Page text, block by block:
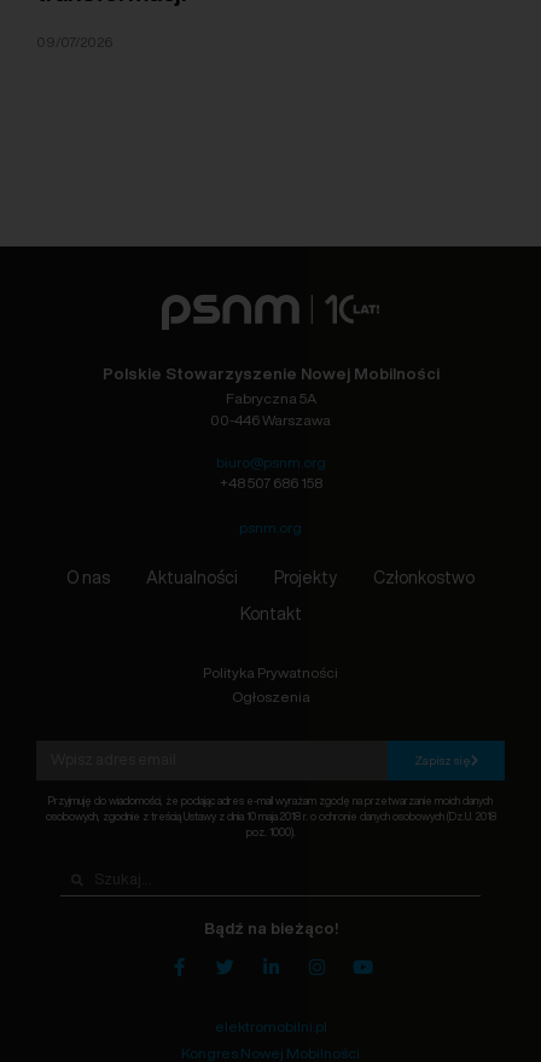
09/07/2026
Polskie Stowarzyszenie Nowej Mobilności
Fabryczna 5A
00-446 Warszawa
biuro@psnm.org
+48 507 686 158
psnm.org
O nas Aktualności Projekty Członkostwo
Kontakt
Polityka Prywatności
Ogłoszenia
Zapisz się
Przyjmuję do wiadomości, że podając adres e-mail wyrażam zgodę na przetwarzanie moich danych
osobowych, zgodnie z treścią Ustawy z dnia 10 maja 2018 r. o ochronie danych osobowych (Dz.U. 2018
poz. 1000).
Bądź na bieżąco!
elektromobilni.pl
Kongres Nowej Mobilności